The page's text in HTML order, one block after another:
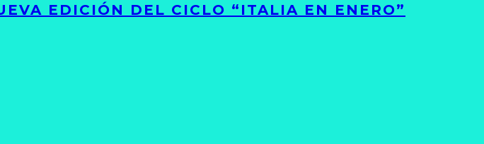
EDICIÓN DEL CICLO “ITALIA EN ENERO”